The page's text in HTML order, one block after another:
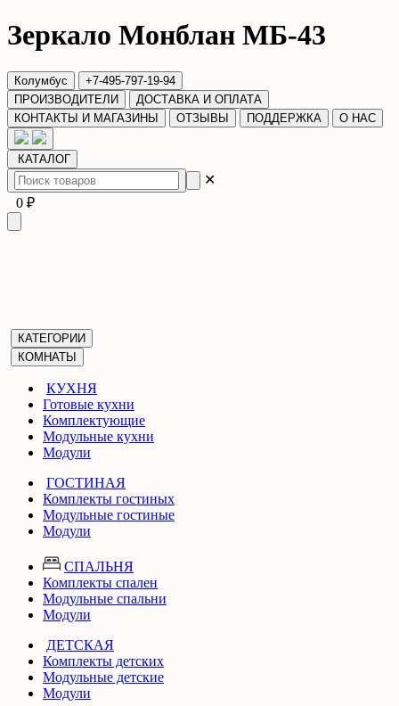
Зеркало Монблан МБ-43
Колумбус
+7-495-797-19-94
ПРОИЗВОДИТЕЛИ
ДОСТАВКА И ОПЛАТА
КОНТАКТЫ И МАГАЗИНЫ
ОТЗЫВЫ ПОДДЕРЖКА О НАС
КАТАЛОГ
✕
0 ₽
КАТЕГОРИИ
КОМНАТЫ
КУХНЯ
Готовые кухни
Комплектующие
Модульные кухни
Модули
ГОСТИНАЯ
Комплекты гостиных
Модульные гостиные
Модули
СПАЛЬНЯ
Комплекты спален
Модульные спальни
Модули
ДЕТСКАЯ
Комплекты детских
Модульные детские
Модули